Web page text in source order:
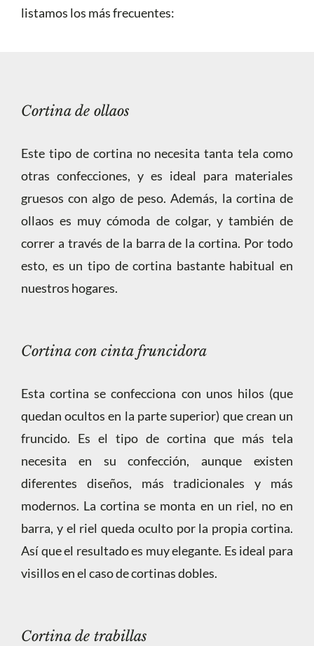
listamos los más frecuentes:
Cortina de ollaos
Este tipo de cortina no necesita tanta tela como
otras confecciones, y es ideal para materiales
gruesos con algo de peso. Además, la cortina de
ollaos es muy cómoda de colgar, y también de
correr a través de la barra de la cortina. Por todo
esto, es un tipo de cortina bastante habitual en
nuestros hogares.
Cortina con cinta fruncidora
Esta cortina se confecciona con unos hilos (que
quedan ocultos en la parte superior) que crean un
fruncido. Es el tipo de cortina que más tela
necesita en su confección, aunque existen
diferentes diseños, más tradicionales y más
modernos. La cortina se monta en un riel, no en
barra, y el riel queda oculto por la propia cortina.
Así que el resultado es muy elegante. Es ideal para
visillos en el caso de cortinas dobles.
Cortina de trabillas